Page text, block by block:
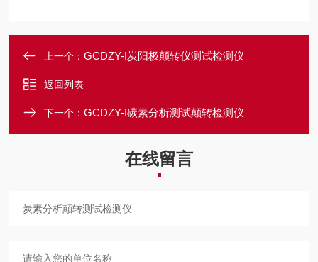
上一个： GCDZY-I炭阳极颠转仪测试检测仪
返回列表
下一个： GCDZY-I碳素分析测试颠转检测仪
在线留言